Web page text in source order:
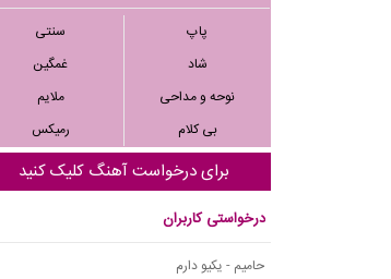
پاپ
سنتی
شاد
غمگین
نوحه و مداحی
ملایم
بی کلام
رمیکس
برای درخواست آهنگ کلیک کنید
درخواستی کاربران
حامیم - یکیو دارم